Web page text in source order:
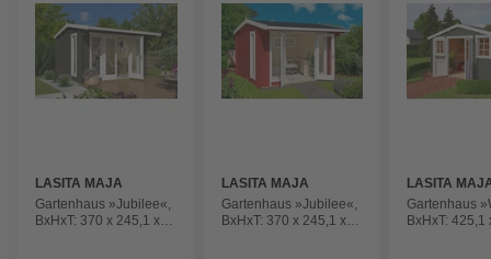
LASITA MAJA
Gartenhaus »Jubilee«,
BxHxT: 370 x 245,1 x
LASITA MAJA
Gartenhaus »Jubilee«,
BxHxT: 370 x 245,1 x
LASITA
Gartenhaus
BxHxT: 425,1